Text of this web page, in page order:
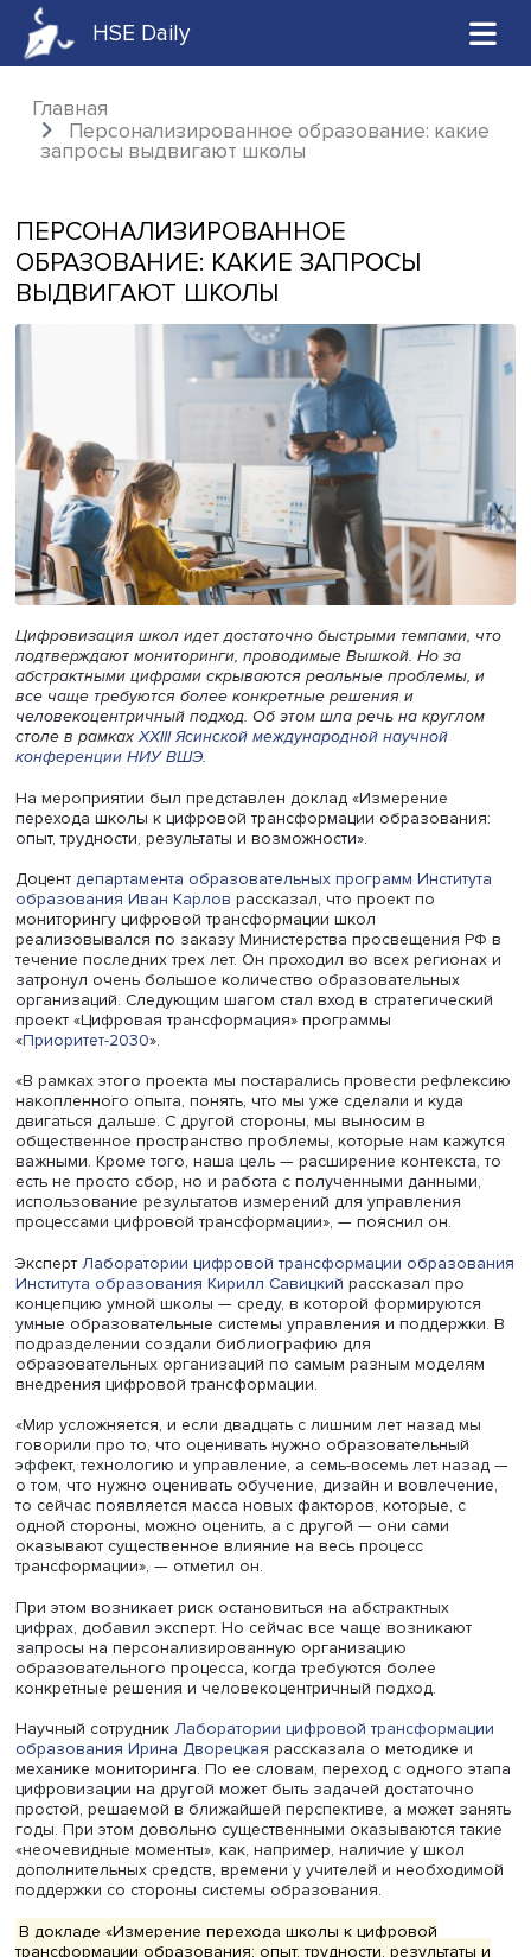
HSE Daily
Главная
Персонализированное образование:
ПЕРСОНАЛИЗИРОВАННОЕ
ОБРАЗОВАНИЕ: КАКИЕ ЗАПРОСЫ
ВЫДВИГАЮТ ШКОЛЫ
Цифровизация школ идет достаточно быстрыми
подтверждают мониторинги, проводимые Вышкой. Но за
все чаще требуются более конкретные решения и
человекоцентричный подход. Об этом шла речь на
столе в рамкахXXIII Ясинской международной научной
конференции НИУ ВШЭ
На мероприятии был представлен доклад «Измерение
перехода школы к цифровой трансформации
опыт, трудности, результаты и возможности».
Доцентдепартамента образовательных программ
образования Иван Карловрассказал, что проект по
мониторингу цифровой трансформации школ
реализовывался по заказу Министерства
течение последних трех лет. Он проходил во всех
затронул очень большое количество образовательных
организаций. Следующим шагом стал вход в
проект «Цифровая трансформация» программы
«Приоритет-2030».
накопленного опыта, понять, что мы уже сделали и
двигаться дальше. С другой стороны, мы выносим в
общественное пространство проблемы, которые нам
важными. Кроме того, наша цель — расширение
есть не просто сбор, но и работа с полученными
использование результатов измерений для управления
Эксперт Лаборатории цифровой трансформации
Института образования Кирилл Савицкийрассказал
концепцию умной школы — среду, в которой
умные образовательные системы управления и
подразделении создали библиографию для
образовательных организаций по самым разным
«Мир усложняется, и если двадцать с лишним лет назад
говорили про то, что оценивать нужно
эффект, технологию и управление, а семь-восемь лет
то сейчас появляется масса новых факторов, которые,
одной стороны, можно оценить, а с другой — они сами
оказывают существенное влияние на весь процесс
трансформации», — отметил он.
При этом возникает риск остановиться на абстрактных
цифрах, добавил эксперт. Но сейчас все чаще
запросы на персонализированную организацию
образовательного процесса, когда требуются более
конкретные решения и человекоцентричный подход.